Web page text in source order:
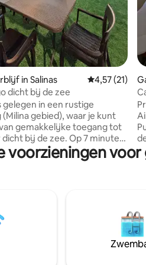
in Salinas Gemiddelde
4,57 (21)
dicht bij de zee
gelegen in een rustige
gebied), waar je kunt
gemakkelijke toegang tot
de zee. Op 7 minuten
van Salinas,
winkelcentra, supermarkt.
In de tuin kun je delen met
zonnebaden en zeer heerlijke
We zijn zeer dicht bij
voorzieningen